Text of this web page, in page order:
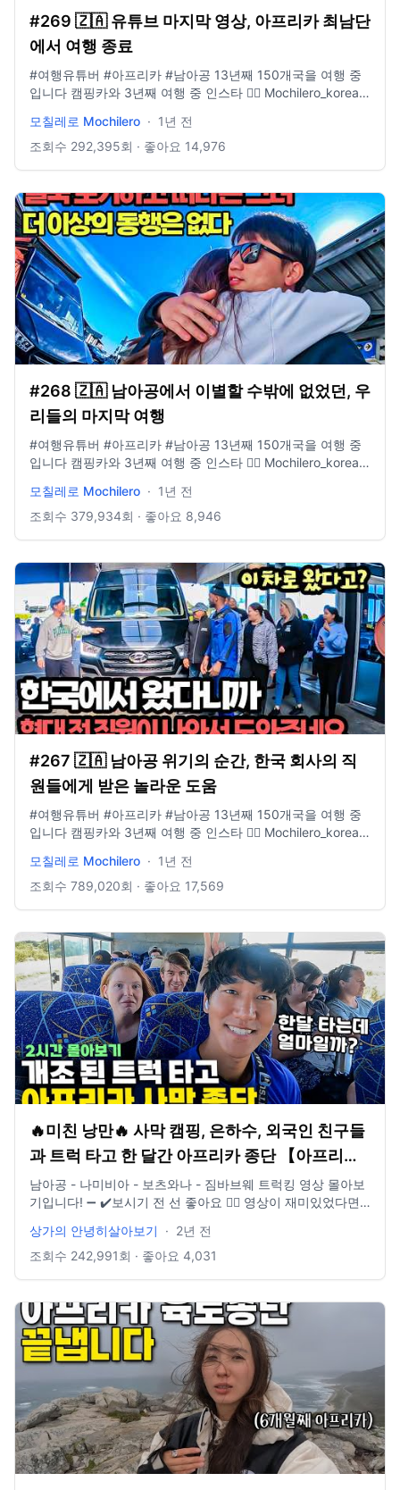
#269 🇿🇦 유튜브 마지막 영상, 아프리카 최남단
에서 여행 종료
#여행유튜버​ #아프리카 #남아공 13년째 150개국을 여행 중
입니다 캠핑카와 3년째 여행 중 인스타 👉🏻 Mochilero_korean
www.yologotravel.com/ 메일 👉🏻 yologotrip@gmail.com
모칠레로 Mochilero · 1년 전
조회수 292,395회 · 좋아요 14,976
#268 🇿🇦 남아공에서 이별할 수밖에 없었던, 우
리들의 마지막 여행
#여행유튜버​ #아프리카 #남아공 13년째 150개국을 여행 중
입니다 캠핑카와 3년째 여행 중 인스타 👉🏻 Mochilero_korean
www.yologotravel.com/ 메일 👉🏻 yologotrip@gmail.com
모칠레로 Mochilero · 1년 전
조회수 379,934회 · 좋아요 8,946
#267 🇿🇦 남아공 위기의 순간, 한국 회사의 직
원들에게 받은 놀라운 도움
#여행유튜버​ #아프리카 #남아공 13년째 150개국을 여행 중
입니다 캠핑카와 3년째 여행 중 인스타 👉🏻 Mochilero_korean
www.yologotravel.com/ 메일 👉🏻 yologotrip@gmail.com
모칠레로 Mochilero · 1년 전
조회수 789,020회 · 좋아요 17,569
🔥미친 낭만🔥 사막 캠핑, 은하수, 외국인 친구들
과 트럭 타고 한 달간 아프리카 종단 【아프리카
트럭킹 몰아보기】
남아공 - 나미비아 - 보츠와나 - 짐바브웨 트럭킹 영상 몰아보
기입니다! ➖ ✔️보시기 전 선 좋아요 👍🏻 영상이 재미있었다면
https://www.instagram.com/sanghyuk1ee/ 📝 Blog :
https://blog.naver.com/sanghyuk1ee 📚 Brunch :
름 Xt-4, 고프로 Hero 9, 아이폰 12 Pro, 인스타 360 x3 ➖
Music provided by 브금대통령 Track : 바보브금 -
https://youtu.be/-_Vc-fl4TX8 Track : Black Comedy -
https://youtu.be/gHlSF3VpB9U Track : 도둑의 계획 - • [브
금대통령] (코믹/살금살금/Quirky) 도둑의 계획/Thief... Track
: Simple Cannon - https://youtu.be/fXq2D2jeIs8 Track :
Blue Sky - https://youtu.be/SZwB8Omdan4 Track : 댕청댕
청 - https://www.youtube.com/watch?v=5qEI_xTPa-Q
Track : Waltz for Golden Retriever -
https://youtu.be/uySw78v2ZR0 Track : 개억울 -
상가의 안녕히살아보기 · 2년 전
조회수 242,991회 · 좋아요 4,031